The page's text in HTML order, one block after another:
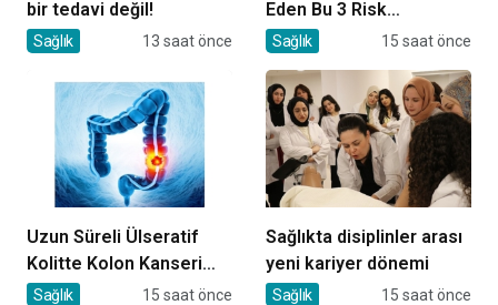
bir tedavi değil!
Sağlık 13 saat önce
Eden Bu 3 Risk
Faktörüne Dikkat!
Sağlık 15 saat önce
Uzun Süreli Ülseratif
Kolitte Kolon Kanseri
Riski Artıyor mu?
Sağlık 15 saat önce
Sağlıkta disiplinler arası
yeni kariyer dönemi
Sağlık 15 saat önce